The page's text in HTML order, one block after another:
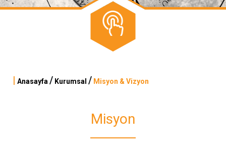
| Anasayfa / Kurumsal / Misyon & Vizyon
Misyon